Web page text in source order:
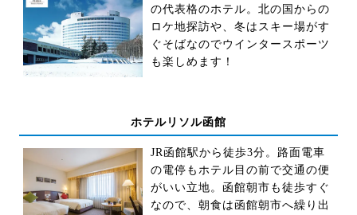
の代表格のホテル。北の国からの
ロケ地探訪や、冬はスキー場がす
ぐそばなのでウインタースポーツ
も楽しめます！
ホテルリソル函館
JR函館駅から徒歩3分。路面電車
の電停もホテル目の前で交通の便
がいい立地。函館朝市も徒歩すぐ
なので、朝食は函館朝市へ繰り出